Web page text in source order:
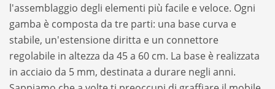
l'assemblaggio degli elementi più facile e veloce. Ogni
gamba è composta da tre parti: una base curva e
stabile, un'estensione diritta e un connettore
regolabile in altezza da 45 a 60 cm. La base è realizzata
in acciaio da 5 mm, destinata a durare negli anni.